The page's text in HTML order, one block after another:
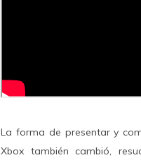
La forma de presentar y
Xbox también cambió,